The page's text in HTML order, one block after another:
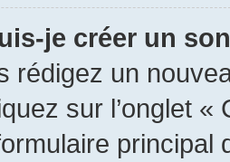
je créer un
rédigez un
sur l’onglet
principal